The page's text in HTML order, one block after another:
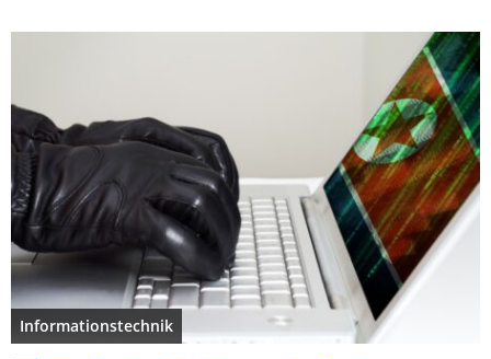
Informationstechnik